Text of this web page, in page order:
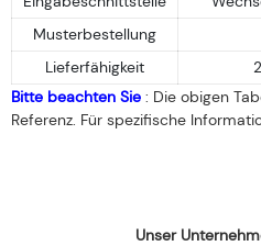
Musterbestellung
Lieferfähigkeit
Bitte beachten Sie : Die obigen
Referenz. Für spezifische
Unser